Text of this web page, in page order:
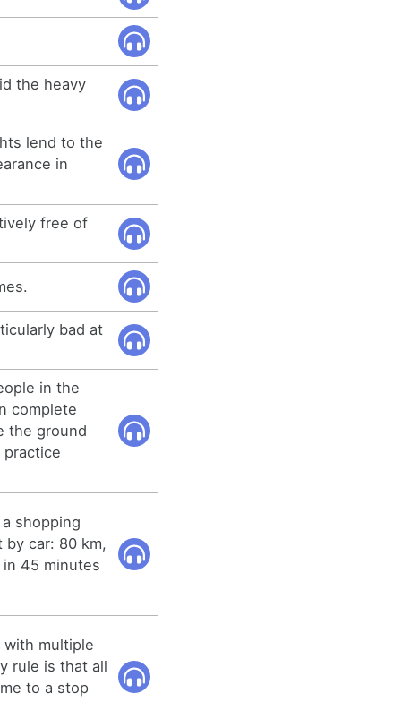
the heavy
lend to the
in
free of
bad at
in the
complete
the ground
shopping
by car: 80 km,
45 minutes
multiple
rule is that all
to a stop